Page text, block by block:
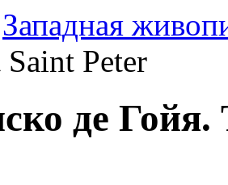
Западная
Peter
де Гойя.